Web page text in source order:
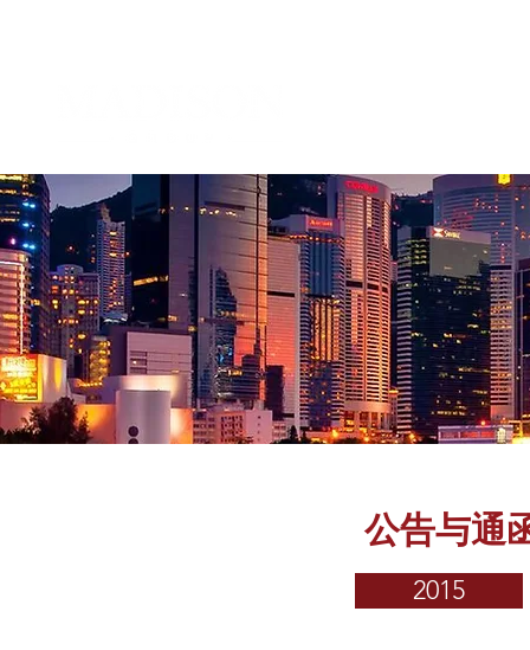
公告与通
2015